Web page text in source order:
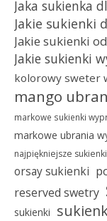
Jaka sukienka
Jakie sukienki
Jakie sukienki
Jakie sukienki
kolorowy sweter
mango
markowe sukienki
markowe ubrania
najpiękniejsze
orsay sukienki
reserved swetry
sukienki